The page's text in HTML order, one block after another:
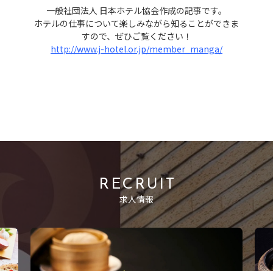
一般社団法人 日本ホテル協会作成の記事です。
ホテルの仕事について楽しみながら知ることができま
すので、ぜひご覧ください！
http://www.j-hotel.or.jp/member_manga/
RECRUIT
求人情報